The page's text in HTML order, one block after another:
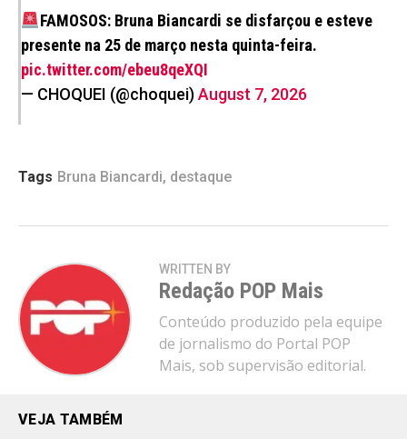
FAMOSOS: Bruna Biancardi se disfarçou e esteve
presente na 25 de março nesta quinta-feira.
pic.twitter.com/ebeu8qeXQI
— CHOQUEI (@choquei)August 7, 2026
Tags Bruna Biancardi, destaque
WRITTEN BY
Redação POP Mais
Conteúdo produzido pela equipe
de jornalismo do Portal POP
Mais, sob supervisão editorial.
VEJA TAMBÉM